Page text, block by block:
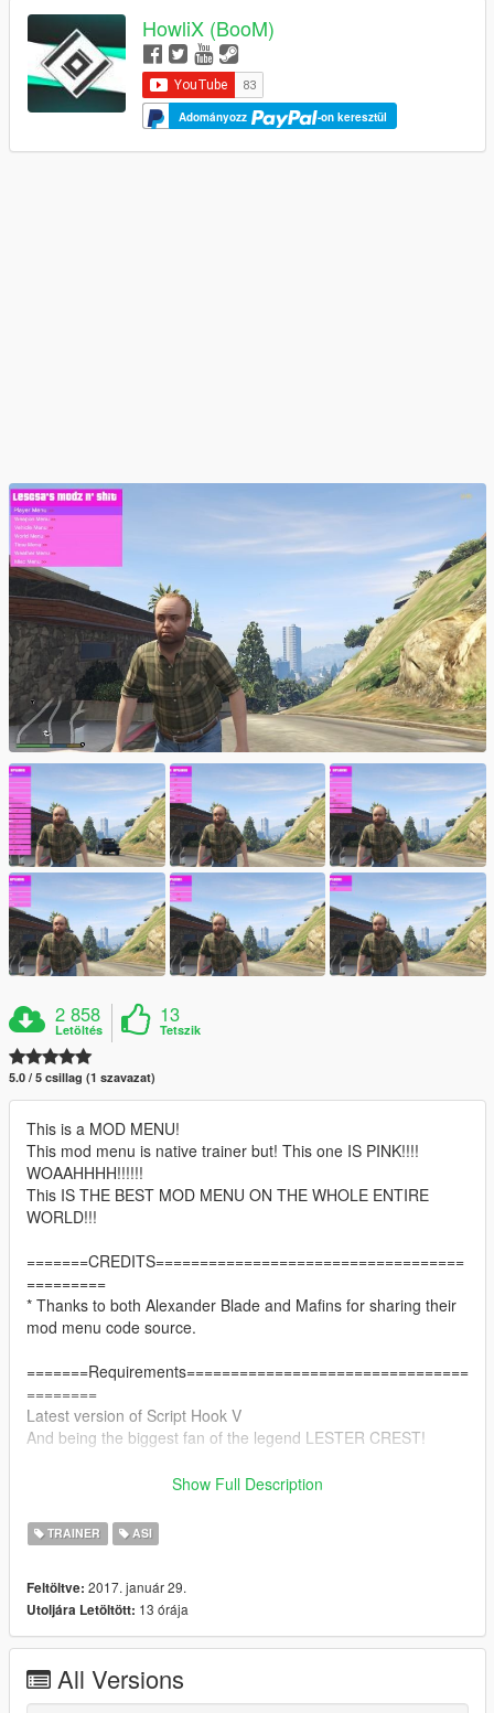
HowliX (BooM)
Adományozz -on keresztül
2 858
Letöltés
13
Tetszik
5.0 / 5 csillag (1 szavazat)
This is a MOD MENU!
This mod menu is native trainer but! This one IS PINK!!!!
WOAAHHHH!!!!!!
This IS THE BEST MOD MENU ON THE WHOLE ENTIRE
WORLD!!!
=======CREDITS===================================
=========
* Thanks to both Alexander Blade and Mafins for sharing their
mod menu code source.
=======Requirements================================
========
Latest version of Script Hook V
And being the biggest fan of the legend LESTER CREST!
=======Support me by
www.youtube.com/HowliX
Show Full Description
TRAINER ASI
Feltöltve: 2017. január 29.
Utoljára Letöltött: 13 órája
All Versions